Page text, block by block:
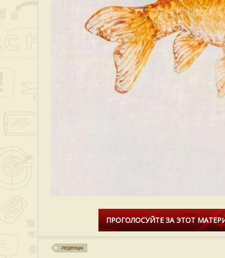
ПРОГОЛОСУЙТЕ ЗА ЭТОТ
леденцы